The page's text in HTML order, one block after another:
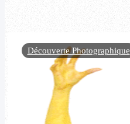
Découverte Photographique